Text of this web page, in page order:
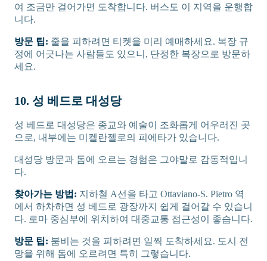
여 조금만 걸어가면 도착합니다. 버스도 이 지역을 운행합
니다.
방문 팁: 줄을 피하려면 티켓을 미리 예매하세요. 복장 규
정에 어긋나는 사람들도 있으니, 단정한 복장으로 방문하
세요.
10. 성 베드로 대성당
성 베드로 대성당은 종교와 예술이 조화롭게 어우러진 곳
으로, 내부에는 미켈란젤로의 피에타가 있습니다.
대성당 방문과 돔에 오르는 경험은 그야말로 감동적입니
다.
찾아가는 방법: 지하철 A선을 타고 Ottaviano-S. Pietro 역
에서 하차하면 성 베드로 광장까지 쉽게 걸어갈 수 있습니
다. 로마 중심부에 위치하여 대중교통 접근성이 좋습니다.
방문 팁: 붐비는 것을 피하려면 일찍 도착하세요. 도시 전
망을 위해 돔에 오르려면 특히 그렇습니다.